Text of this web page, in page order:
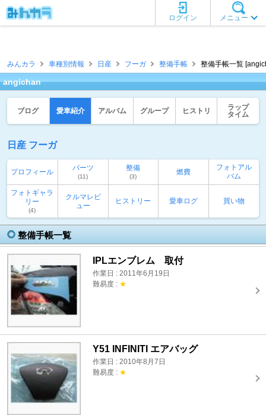
メニュー
ログイン
みんカラ 車種別情報 日産 フーガ 整備手帳 整備手帳一覧
angichan
ブログ 愛車紹介 アルバム グループ ヒストリ
ラップ
タイム
日産 フーガ
プロフィール パーツ
(11)
整備
(3)
燃費
フォトアル
バム
フォトギャラ
リー
(4)
クルマレビ
ュー
ヒストリー 愛車ログ 買い物
整備手帳一覧
IPLエンブレム 取付
作業日 : 2011年6月19日
難易度 : ★
Y51 INFINITI エアバッグ
作業日 : 2010年8月7日
難易度 : ★